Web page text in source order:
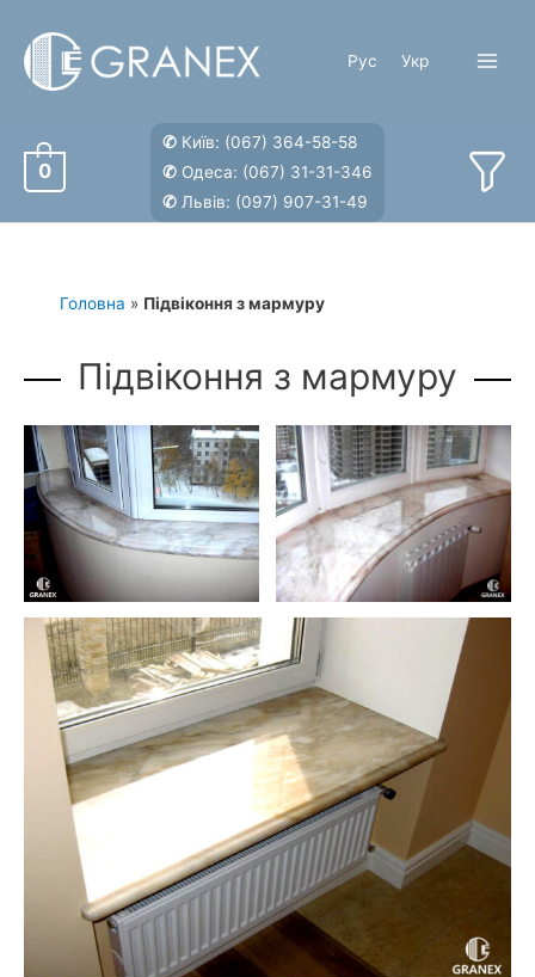
вмісту
Рус Укр
0
✆ Київ: (067) 364-58-58
✆ Одеса: (067) 31-31-346
✆ Львів: (097) 907-31-49
Головна » Підвіконня з мармуру
Підвіконня з мармуру